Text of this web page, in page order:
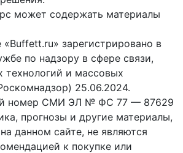
может содержать материалы
«Buffett.ru» зарегистрировано в
по надзору в сфере связи,
и массовых
25.06.2024.
номер СМИ ЭЛ № ФС 77 — 87629
прогнозы и другие материалы,
данном сайте, не являются
к покупке или